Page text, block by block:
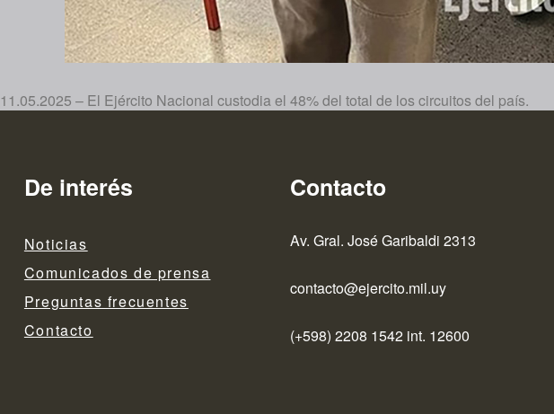
11.05.2025 – El Ejército Nacional custodia el 48% del total de los circuitos del país.
De interés
Noticias
Comunicados de prensa
Preguntas frecuentes
Contacto
Contacto
Av. Gral. José Garibaldi 2313
contacto@ejercito.mil.uy
(+598) 2208 1542 int. 12600